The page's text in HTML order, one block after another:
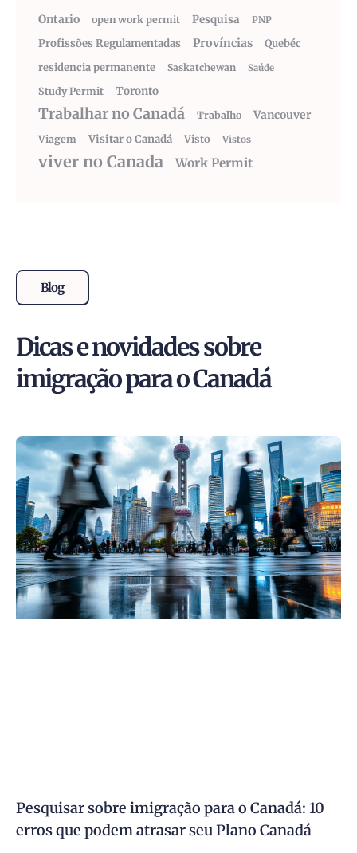
Ontario open work permit Pesquisa PNP
Profissões Regulamentadas Províncias
Quebéc
residencia permanente
Saskatchewan Saúde
Study Permit Toronto
Trabalhar no Canadá Trabalho Vancouver
Viagem Visitar o Canadá Visto Vistos
viver no Canada Work Permit
Blog
Dicas e novidades sobre
imigração para o Canadá
Pesquisar sobre imigração para o Canadá: 10
erros que podem atrasar seu Plano Canadá